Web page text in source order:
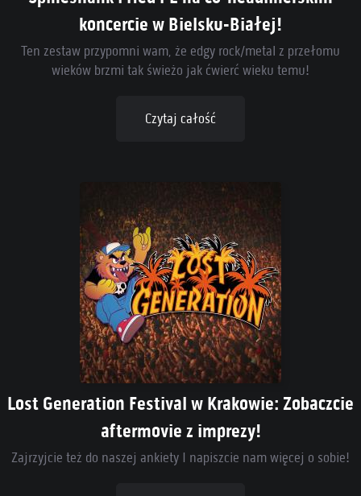
koncercie w Bielsku-Białej!
Ten zestaw przypomni wam, że edgy rock/metal z przełomu
wieków brzmi tak świeżo jak ćwierć wieku temu!
Czytaj całość
Lost Generation Festival w Krakowie: Zobaczcie
aftermovie z imprezy!
Zajrzyjcie też do naszej ankiety I napiszcie nam więcej o sobie!